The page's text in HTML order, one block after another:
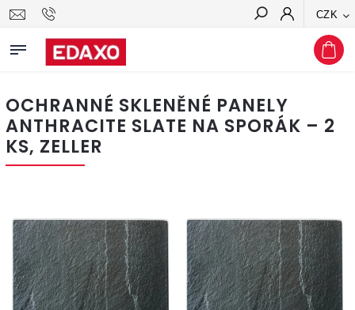
CZK
Hledat
OCHRANNÉ SKLENĚNÉ PANELY
ANTHRACITE SLATE NA SPORÁK – 2
KS, ZELLER